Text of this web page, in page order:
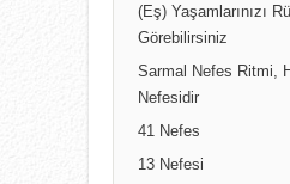
(Eş) Yaşamlarınızı
Görebilirsiniz
Sarmal Nefes Ritmi,
Nefesidir
41 Nefes
13 Nefesi